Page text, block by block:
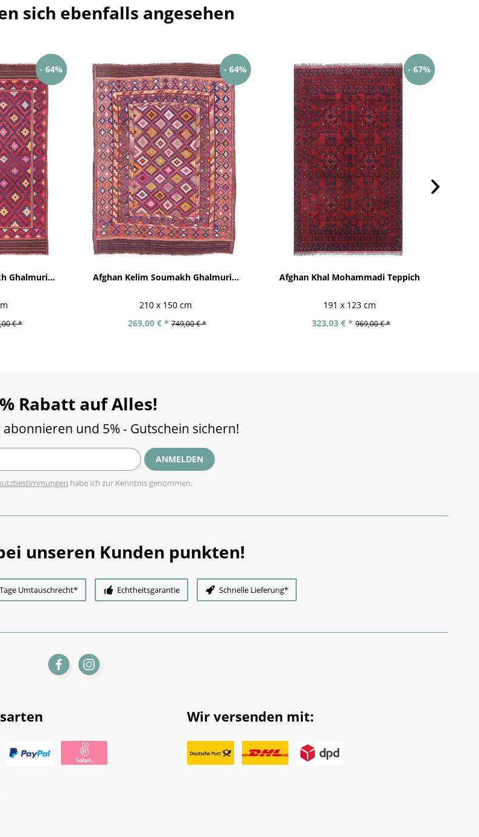
sich ebenfalls angesehen
- 64%
Ghalmuri...
€ *
- 64%
Afghan Kelim Soumakh Ghalmuri...
210 x 150 cm
269,00 € * 749,00 € *
- 67%
Afghan Khal Mohammadi Teppich
191 x 123 cm
323,03 € * 969,00 € *
Rabatt auf Alles!
abonnieren und 5% - Gutschein sichern!
ANMELDEN
habe ich zur Kenntnis genommen.
unseren Kunden punkten!
Umtauschrecht* Echtheitsgarantie Schnelle Lieferung*
Wir versenden mit: